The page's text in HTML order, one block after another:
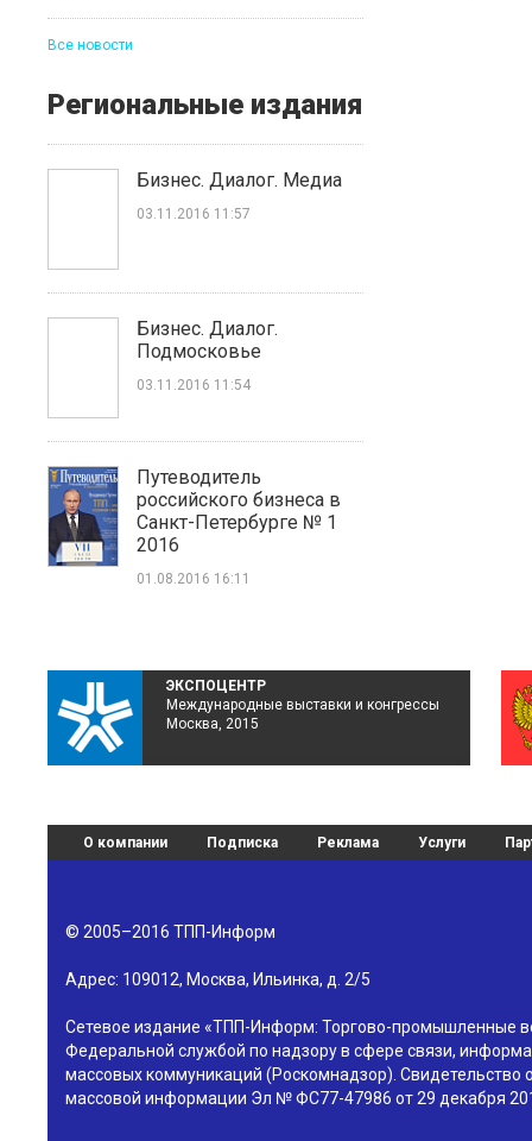
Все новости
Региональные издания
Бизнес. Диалог. Медиа
03.11.2016 11:57
Бизнес. Диалог.
Подмосковье
03.11.2016 11:54
Путеводитель
российского бизнеса в
Санкт-Петербурге № 1
2016
01.08.2016 16:11
ЭКСПОЦЕНТР
Международные выставки и конгрессы
Москва, 2015
О компании Подписка Реклама Услуги
© 2005–2016 ТПП-Информ
Адрес: 109012, Москва, Ильинка, д. 2/5
Сетевое издание «ТПП-Информ: Торгово-промышленные
Федеральной службой по надзору в сфере связи,
массовых коммуникаций (Роскомнадзор). Свидетельство
массовой информации Эл № ФС77-47986 от 29 декабря